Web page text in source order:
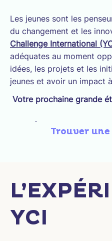
Les jeunes sont les
du changement et les
Challenge International
adéquates au moment
idées, les projets et les
jeunes et avoir un impact
Votre prochaine grande
Trouver
YCI